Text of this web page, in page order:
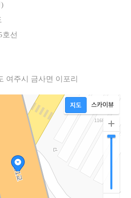
호선
여주시 금사면 이포리